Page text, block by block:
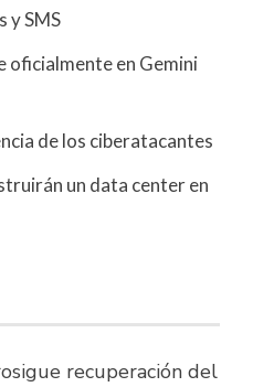
y SMS
oficialmente en Gemini
de los ciberatacantes
un data center en
recuperación del